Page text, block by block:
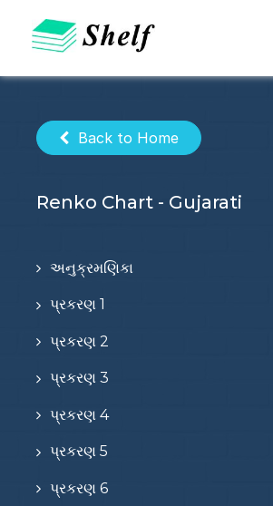
content
Back to Home
Renko Chart - Gujarati
અનુક્રમણિકા
પ્રકરણ 1
પ્રકરણ 2
પ્રકરણ 3
પ્રકરણ 4
પ્રકરણ 5
પ્રકરણ 6